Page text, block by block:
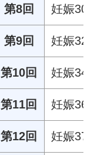
第8回 妊娠30
第9回 妊娠32
第10回 妊娠34
第11回 妊娠36
第12回 妊娠37